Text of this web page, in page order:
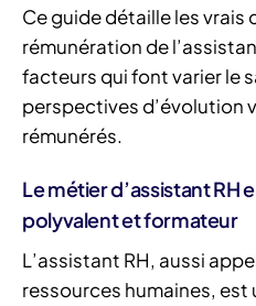
Ce guide détaille les vrais
rémunération de
facteurs qui font varier le
perspectives d’évolution
rémunérés.
Le métier d’assistant RH
polyvalent et formateur
L’assistant RH, aussi
ressources humaines, est